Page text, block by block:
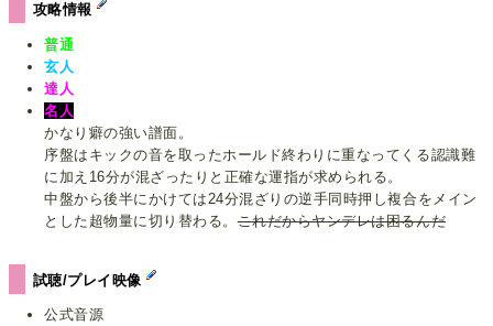
攻略情報
普通
玄人
達人
名人
かなり癖の強い譜面。
序盤はキックの音を取ったホールド終わりに重なってくる認識難
に加え16分が混ざったりと正確な運指が求められる。
中盤から後半にかけては24分混ざりの逆手同時押し複合をメイン
とした超物量に切り替わる。これだからヤンデレは困るんだ
試聴/プレイ映像
公式音源